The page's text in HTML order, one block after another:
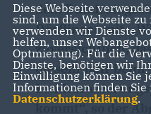
dem
Dörflinger mit.
zuversichtlich,
diesem Jahr beim
kommt“, so der
Diese Webseite
sind, um die Webseite
verwenden wir Dienste
helfen, unser
Optmierung). Für die
Dienste, benötigen wir
Einwilligung können Sie
Informationen finden Sie
Datenschutzerklärung.